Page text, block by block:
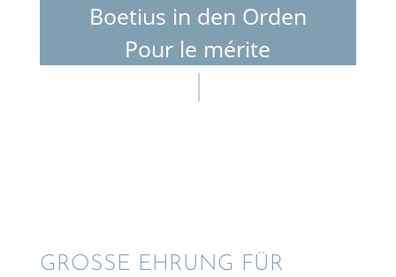
Boetius in den Orden
Pour le mérite
GROSSE EHRUNG FÜR M